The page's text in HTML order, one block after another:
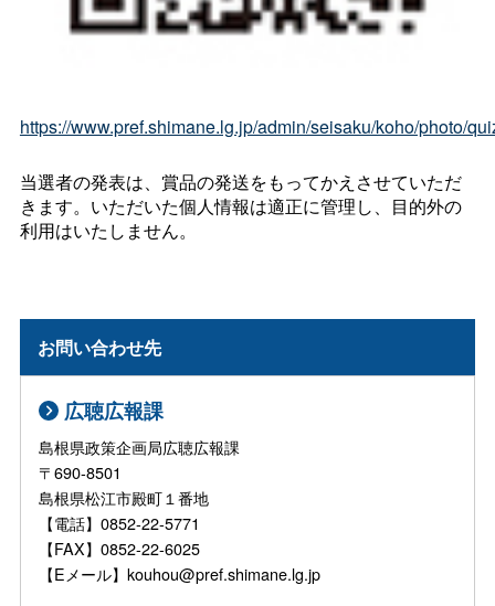
https://www.pref.shimane.lg.jp/admin/seisaku/koho/photo/
当選者の発表は、賞品の発送をもってかえさせていただ
きます。いただいた個人情報は適正に管理し、目的外の
利用はいたしません。
お問い合わせ先
広聴広報課
島根県政策企画局広聴広報課
〒690-8501
島根県松江市殿町１番地
【電話】0852-22-5771
【FAX】0852-22-6025
【Eメール】kouhou@pref.shimane.lg.jp